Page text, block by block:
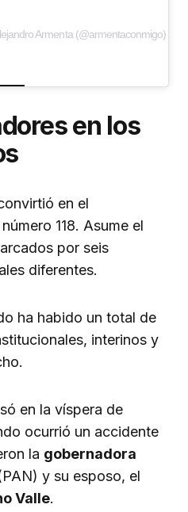
Armenta (@armentaconmigo)
en los
en el
118. Asume el
por seis
diferentes.
ha habido un total de
interinos y
en la víspera de
ocurrió un accidente
la gobernadora
y su esposo, el
Valle.